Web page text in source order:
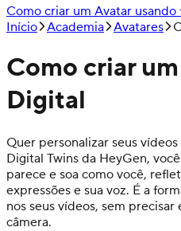
Como criar um Avatar usando
Início Academia Avatares
Como criar
Digital
Quer personalizar seus
Digital Twins da HeyGen,
parece e soa como você,
expressões e sua voz. É a
nos seus vídeos, sem
câmera.